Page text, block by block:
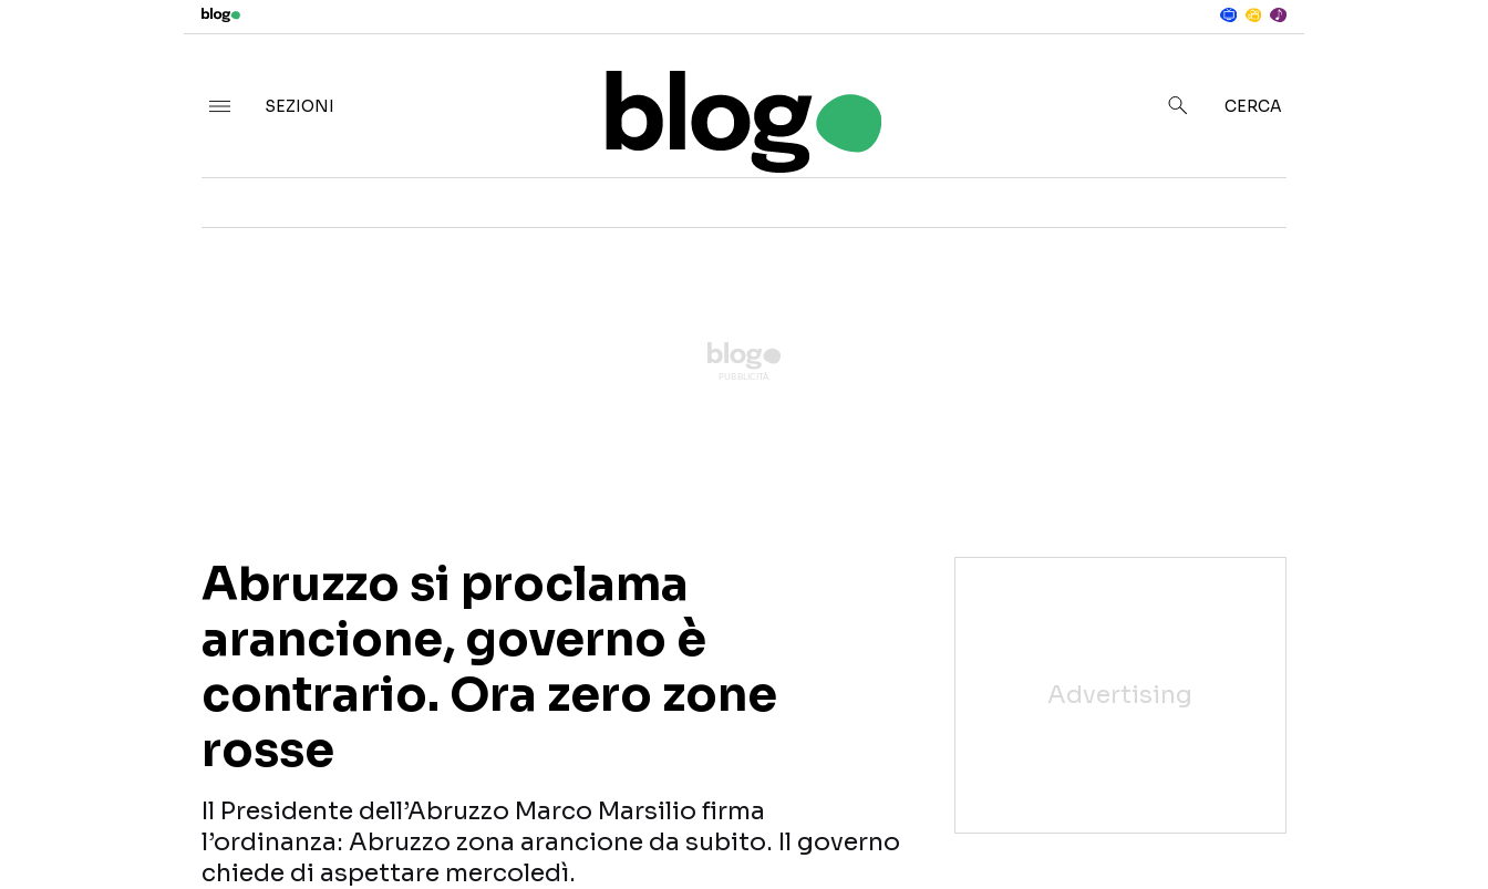
SEZIONI
CERCA
Abruzzo si proclama
arancione, governo è
contrario. Ora zero zone
rosse
Il Presidente dell’Abruzzo Marco Marsilio firma
l’ordinanza: Abruzzo zona arancione da subito. Il governo
chiede di aspettare mercoledì.